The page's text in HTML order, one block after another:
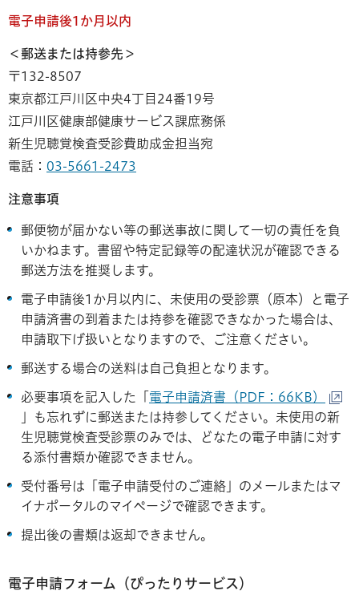
電子申請後1か月以内
＜郵送または持参先＞
〒132-8507
東京都江戸川区中央4丁目24番19号
江戸川区健康部健康サービス課庶務係
新生児聴覚検査受診費助成金担当宛
電話： 03-5661-2473
注意事項
郵便物が届かない等の郵送事故に関して一切の責任を負
いかねます。書留や特定記録等の配達状況が確認できる
郵送方法を推奨します。
電子申請後1か月以内に、未使用の受診票（原本）と電子
申請済書の到着または持参を確認できなかった場合は、
申請取下げ扱いとなりますので、ご注意ください。
郵送する場合の送料は自己負担となります。
必要事項を記入した「 電子申請済書（PDF：66KB）
」も忘れずに郵送または持参してください。未使用の新
生児聴覚検査受診票のみでは、どなたの電子申請に対す
る添付書類か確認できません。
受付番号は「電子申請受付のご連絡」のメールまたはマ
イナポータルのマイページで確認できます。
提出後の書類は返却できません。
電子申請フォーム（ぴったりサービス）